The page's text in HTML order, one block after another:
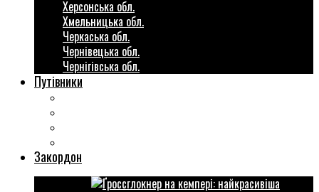
Херсонська обл.
Хмельницька обл.
Черкаська обл.
Чернівецька обл.
Чернігівська обл.
Путівники
Закордон